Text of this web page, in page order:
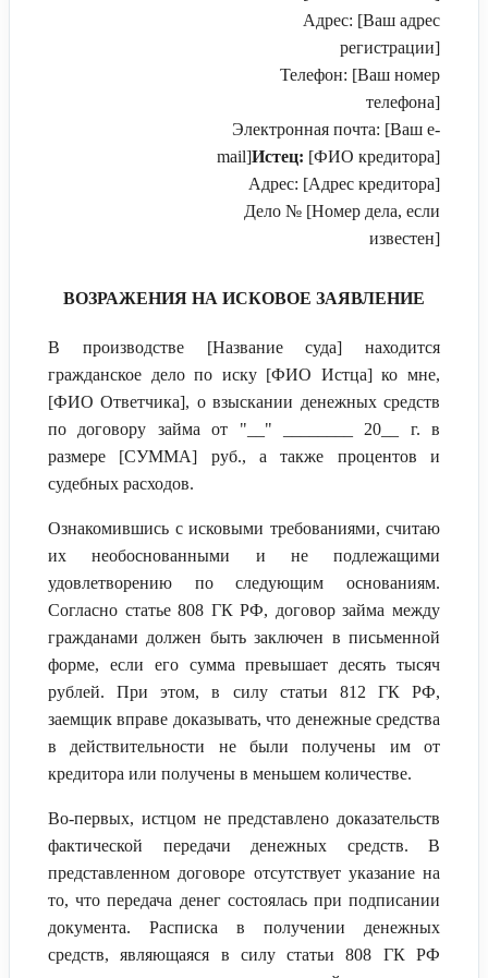
Адрес: [Ваш адрес
регистрации]
Телефон: [Ваш номер
телефона]
Электронная почта: [Ваш e-
mail]Истец: [ФИО кредитора]
Адрес: [Адрес кредитора]
Дело № [Номер дела, если
известен]
ВОЗРАЖЕНИЯ НА ИСКОВОЕ ЗАЯВЛЕНИЕ
В производстве [Название суда] находится
гражданское дело по иску [ФИО Истца] ко мне,
[ФИО Ответчика], о взыскании денежных средств
по договору займа от "__" ________ 20__ г. в
размере [СУММА] руб., а также процентов и
судебных расходов.
Ознакомившись с исковыми требованиями, считаю
их необоснованными и не подлежащими
удовлетворению по следующим основаниям.
Согласно статье 808 ГК РФ, договор займа между
гражданами должен быть заключен в письменной
форме, если его сумма превышает десять тысяч
рублей. При этом, в силу статьи 812 ГК РФ,
заемщик вправе доказывать, что денежные средства
в действительности не были получены им от
кредитора или получены в меньшем количестве.
Во-первых, истцом не представлено доказательств
фактической передачи денежных средств. В
представленном договоре отсутствует указание на
то, что передача денег состоялась при подписании
документа. Расписка в получении денежных
средств, являющаяся в силу статьи 808 ГК РФ